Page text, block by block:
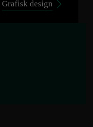
Grafisk design